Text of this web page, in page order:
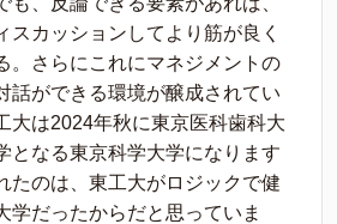
スカッションしてより筋が良く
。さらにこれにマネジメントの
話ができる環境が醸成されてい
大は2024年秋に東京医科歯科大
となる東京科学大学になります
たのは、東工大がロジックで健
学だったからだと思っていま